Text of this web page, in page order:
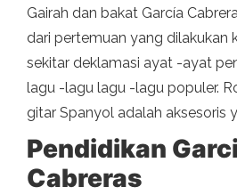
Gairah dan bakat García
dari pertemuan yang dilakukan
sekitar deklamasi ayat -ayat
lagu -lagu lagu -lagu populer.
gitar Spanyol adalah aksesoris
Pendidikan
Cabreras